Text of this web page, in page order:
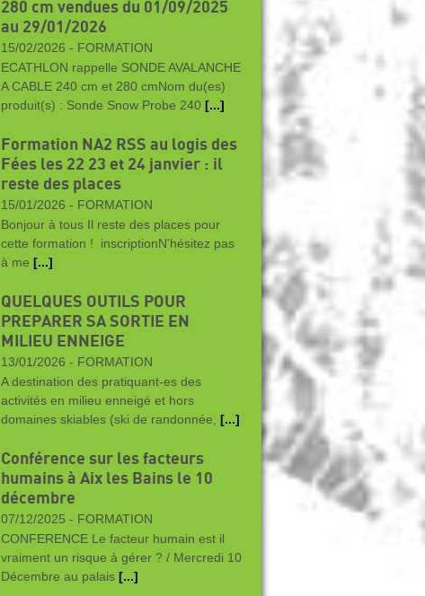
280 cm vendues du 01/09/2025
au 29/01/2026
15/02/2026 - FORMATION
ECATHLON rappelle SONDE AVALANCHE
A CABLE 240 cm et 280 cmNom du(es)
produit(s) : Sonde Snow Probe 240 [...]
Formation NA2 RSS au logis des
Fées les 22 23 et 24 janvier : il
reste des places
15/01/2026 - FORMATION
Bonjour à tous Il reste des places pour
cette formation ! inscriptionN'hésitez pas
à me [...]
QUELQUES OUTILS POUR
PREPARER SA SORTIE EN
MILIEU ENNEIGE
13/01/2026 - FORMATION
A destination des pratiquant-es des
activités en milieu enneigé et hors
domaines skiables (ski de randonnée, [...]
Conférence sur les facteurs
humains à Aix les Bains le 10
décembre
07/12/2025 - FORMATION
CONFERENCE Le facteur humain est il
vraiment un risque à gérer ? / Mercredi 10
Décembre au palais [...]